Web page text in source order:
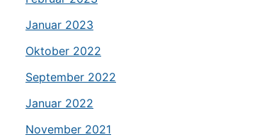
Januar 2023
Oktober 2022
September 2022
Januar 2022
November 2021